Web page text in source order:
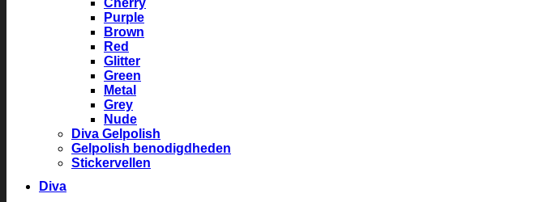
Cherry
Purple
Brown
Red
Glitter
Green
Metal
Grey
Nude
Diva Gelpolish
Gelpolish benodigdheden
Stickervellen
Diva